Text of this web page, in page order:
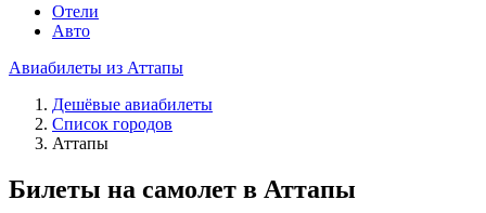
Отели
Авто
Авиабилеты из Аттапы
Дешёвые авиабилеты
Список городов
Аттапы
Билеты на самолет в Аттапы